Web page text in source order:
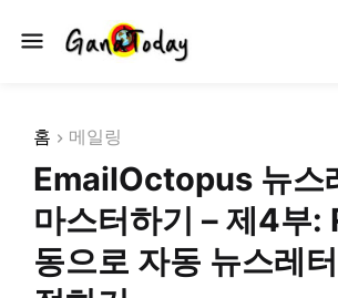
홈 메일링
EmailOctopus 뉴스
마스터하기 – 제4부:
동으로 자동 뉴스레